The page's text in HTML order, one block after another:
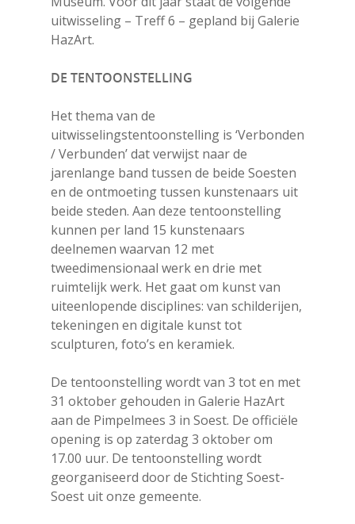
uitwisseling – Treff 6 – gepland bij Galerie
HazArt.
DE TENTOONSTELLING
Het thema van de
uitwisselingstentoonstelling is ‘Verbonden
/ Verbunden’ dat verwijst naar de
jarenlange band tussen de beide Soesten
en de ontmoeting tussen kunstenaars uit
beide steden. Aan deze tentoonstelling
kunnen per land 15 kunstenaars
deelnemen waarvan 12 met
tweedimensionaal werk en drie met
ruimtelijk werk. Het gaat om kunst van
uiteenlopende disciplines: van schilderijen,
tekeningen en digitale kunst tot
sculpturen, foto’s en keramiek.
De tentoonstelling wordt van 3 tot en met
31 oktober gehouden in Galerie HazArt
aan de Pimpelmees 3 in Soest. De officiële
opening is op zaterdag 3 oktober om
17.00 uur. De tentoonstelling wordt
georganiseerd door de Stichting Soest-
Soest uit onze gemeente.